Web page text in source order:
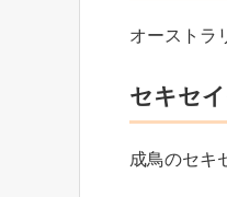
オーストラ
セキセ
成鳥のセキ